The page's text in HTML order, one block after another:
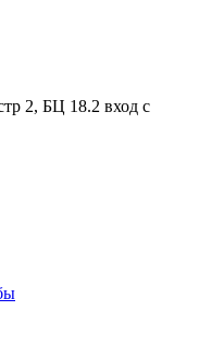
2, БЦ 18.2 вход с